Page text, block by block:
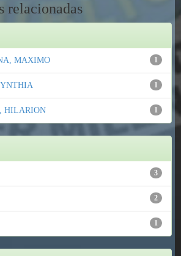
relacionadas
1
MAXIMO
1
1
HILARION
3
2
1